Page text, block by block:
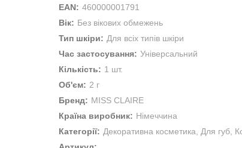
EAN: 460000001791
Вік: Без вікових обмежень
Тип шкіри: Для всіх типів шкіри
Час застосування: Універсальний
Кількість: 1 шт.
Об'єм: 2 г
Бренд: MISS CLAIRE
Країна виробник: Німеччина
Категорії: Декоративна косметика Для губ